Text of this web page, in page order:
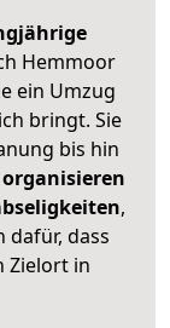
Hemmoor
ein Umzug
bringt. Sie
bis hin
organisieren
,
dafür, dass
Zielort in